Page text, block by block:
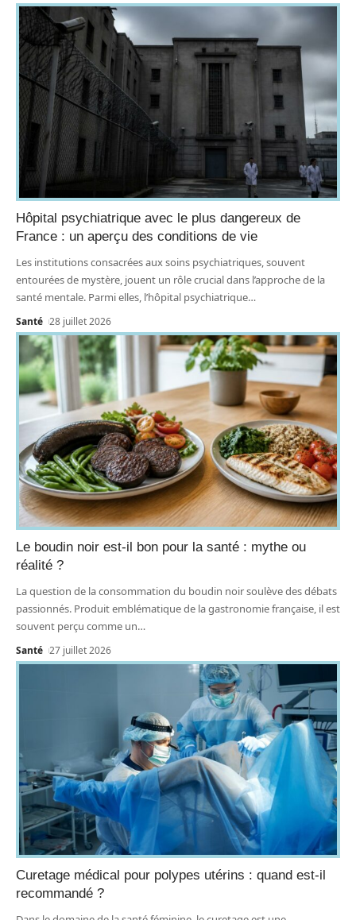
Hôpital psychiatrique avec le plus dangereux de
France : un aperçu des conditions de vie
Les institutions consacrées aux soins psychiatriques, souvent
entourées de mystère, jouent un rôle crucial dans l’approche de la
santé mentale. Parmi elles, l’hôpital psychiatrique…
Santé 28 juillet 2026
Le boudin noir est-il bon pour la santé : mythe ou
réalité ?
La question de la consommation du boudin noir soulève des débats
passionnés. Produit emblématique de la gastronomie française, il est
souvent perçu comme un…
Santé 27 juillet 2026
Curetage médical pour polypes utérins : quand est-il
recommandé ?